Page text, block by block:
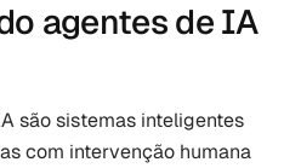
agentes de IA
são sistemas inteligentes
com intervenção humana